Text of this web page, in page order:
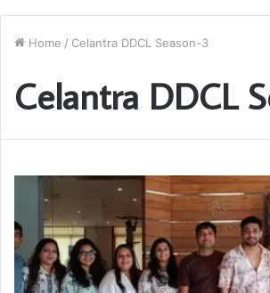
Home / Celantra DDCL Season-3
Celantra DDCL